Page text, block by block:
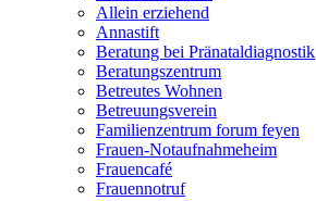
Allein erziehend
Annastift
Beratung bei Pränataldiagnostik
Beratungszentrum
Betreutes Wohnen
Betreuungsverein
Familienzentrum forum feyen
Frauen-Notaufnahmeheim
Frauencafé
Frauennotruf